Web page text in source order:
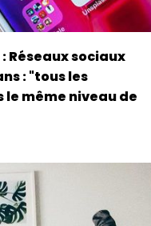
Réseaux sociaux
: "tous les
le même niveau de